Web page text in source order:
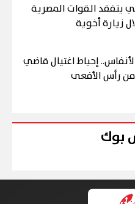
يتفقد القوات المصرية
زيارة أخوية
إحباط اغتيال قاضي
بوك